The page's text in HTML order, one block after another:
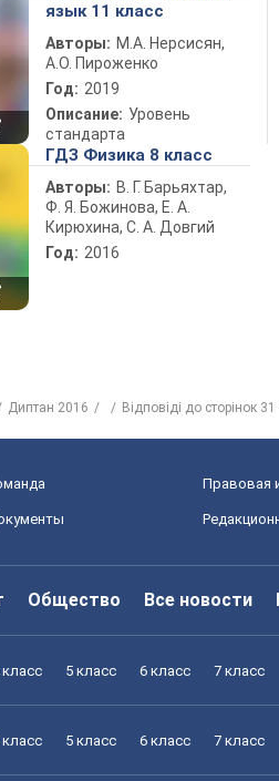
язык 11 класс
Авторы: М.А. Нерсисян,
А.О. Пироженко
Год: 2019
Описание: Уровень
стандарта
ГДЗ Физика 8 класс
Авторы: В. Г. Барьяхтар,
Ф. Я. Божинова, Е. А.
Кирюхина, С. А. Довгий
Год: 2016
Диптан 2016 Відповіді до сторінок 31
Правовая
Общество Все новости
класс 5 класс 6 класс 7 класс
класс 5 класс 6 класс 7 класс